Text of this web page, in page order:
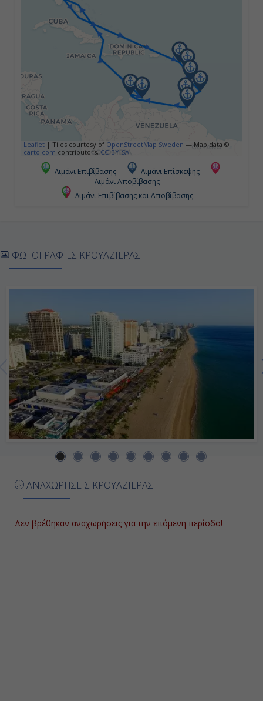
Ημέρα 5η
Πουάντ α Πίτρ - Γουαδελούπη,
18:00
Ημέρα 7η
Μπαρμπάντος, Μπαρμπάντος
Ημέρα 8η
18:00
Leaflet | Tiles courtesy of OpenStreetMap Sweden — Map data ©
carto.com contributors, CC-BY-SA
Λιμάνι Επιβίβασης
Λιμάνι Επίσκεψης
Λιμάνι Αποβίβασης
Λιμάνι Επιβίβασης και Αποβίβασης
ΑΝΑΧΩΡΗΣΕΙΣ ΚΡΟΥΑΖΙΕΡΑΣ
Δεν βρέθηκαν αναχωρήσεις για την επόμενη περίοδο!
ΦΩΤΟΓΡΑΦΙΕΣ ΚΡΟΥΑΖΙΕΡΑΣ